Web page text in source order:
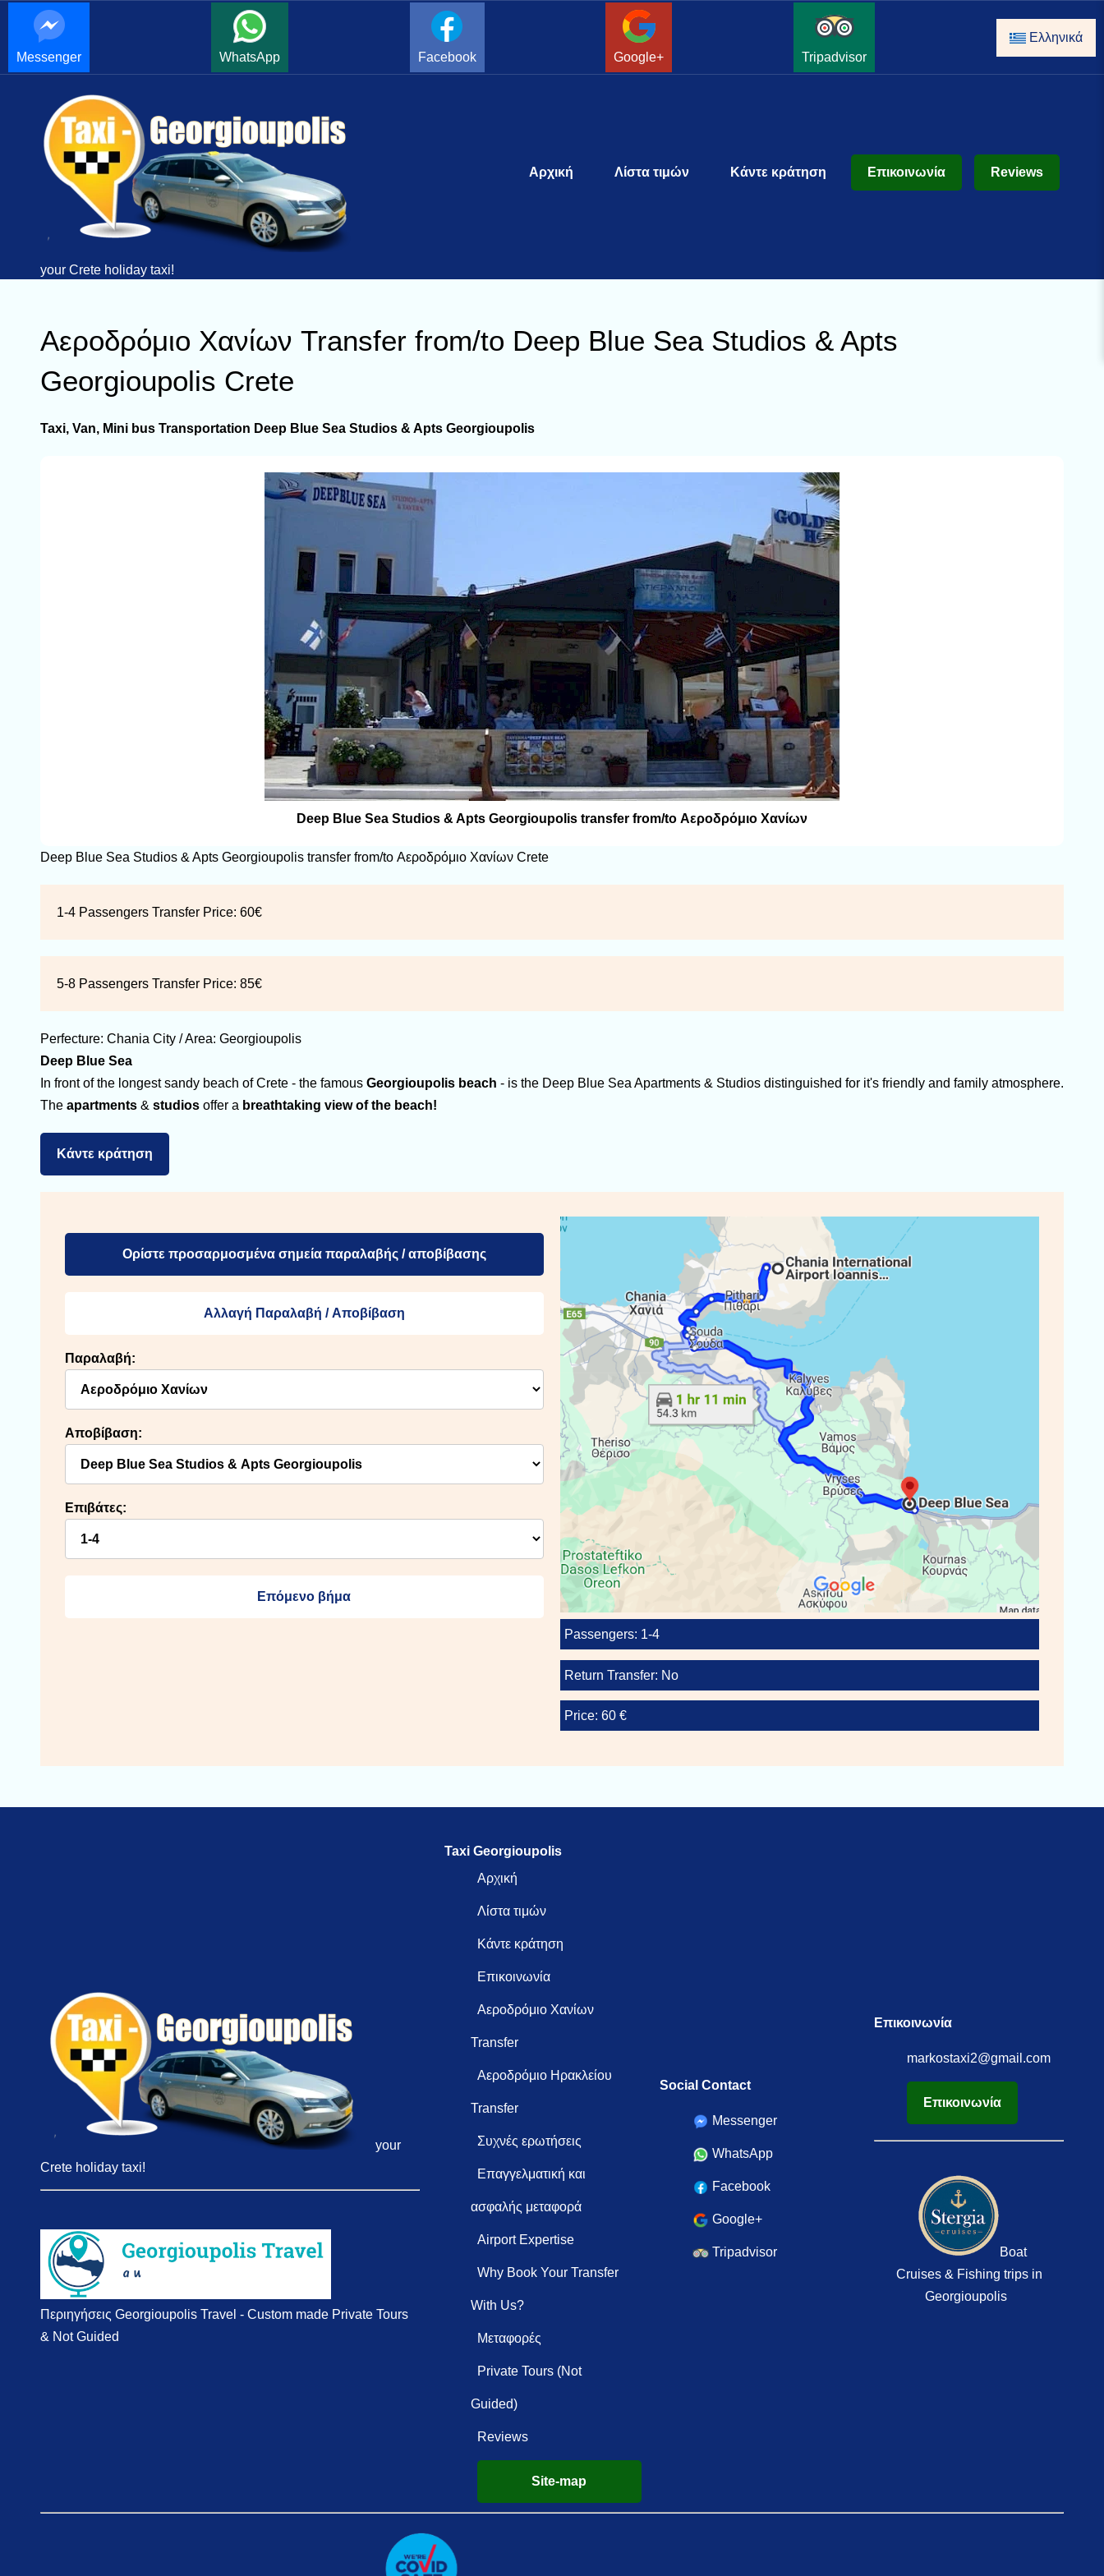
Messenger WhatsApp Facebook Google+ Tripadvisor
Ελληνικά
your Crete holiday taxi!
Αρχική Λίστα τιμών Κάντε κράτηση Επικοινωνία Reviews
Αεροδρόμιο Χανίων Transfer from/to Deep Blue Sea Studios & Apts
Georgioupolis Crete
Taxi, Van, Mini bus Transportation Deep Blue Sea Studios & Apts Georgioupolis
Deep Blue Sea Studios & Apts Georgioupolis transfer from/to Αεροδρόμιο Χανίων
Deep Blue Sea Studios & Apts Georgioupolis transfer from/to Αεροδρόμιο Χανίων Crete
1-4 Passengers Transfer Price: 60€
5-8 Passengers Transfer Price: 85€
Perfecture: Chania City / Area: Georgioupolis
Deep Blue Sea
In front of the longest sandy beach of Crete - the famous Georgioupolis beach - is the Deep Blue Sea Apartments & Studios distinguished for it's friendly and family atmosphere.
The apartments & studios offer a breathtaking view of the beach!
Κάντε κράτηση
Ορίστε προσαρμοσμένα σημεία παραλαβής / αποβίβασης
Αλλαγή Παραλαβή / Αποβίβαση
Παραλαβή:
Αποβίβαση:
Επιβάτες:
Επόμενο βήμα
Passengers: 1-4
Return Transfer: No
Price: 60 €
your
Crete holiday taxi!
Περιηγήσεις Georgioupolis Travel - Custom made Private Tours
& Not Guided
Taxi Georgioupolis
Αρχική
Λίστα τιμών
Κάντε κράτηση
Επικοινωνία
Αεροδρόμιο Χανίων
Transfer
Αεροδρόμιο Ηρακλείου
Transfer
Συχνές ερωτήσεις
Επαγγελματική και
ασφαλής μεταφορά
Airport Expertise
Why Book Your Transfer
With Us?
Μεταφορές
Private Tours (Not
Guided)
Reviews
Site-map
Social Contact
Messenger
WhatsApp
Facebook
Google+
Tripadvisor
Επικοινωνία
markostaxi2@gmail.com
Επικοινωνία
Boat
Cruises & Fishing trips in
Georgioupolis